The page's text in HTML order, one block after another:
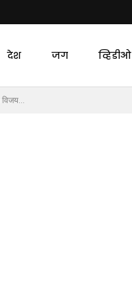
देश जग व्हिडीओ
विजय…